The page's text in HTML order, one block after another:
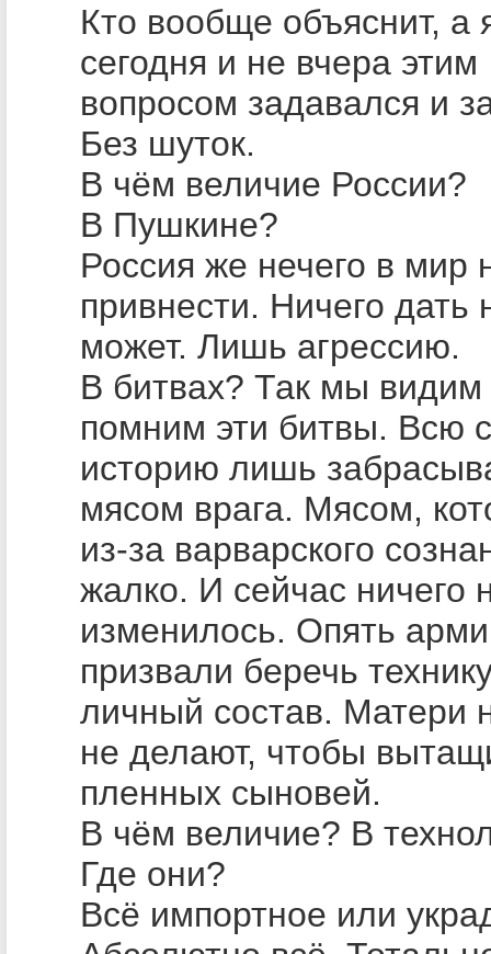
Кто вообще объяснит, а
сегодня и не вчера этим
вопросом задавался и
Без шуток.
В чём величие России?
В Пушкине?
Россия же нечего в мир
привнести. Ничего дать
может. Лишь агрессию.
В битвах? Так мы видим
помним эти битвы. Всю
историю лишь
мясом врага. Мясом,
из-за варварского
жалко. И сейчас ничего
изменилось. Опять
призвали беречь
личный состав. Матери
не делают, чтобы
пленных сыновей.
В чём величие? В
Где они?
Всё импортное или